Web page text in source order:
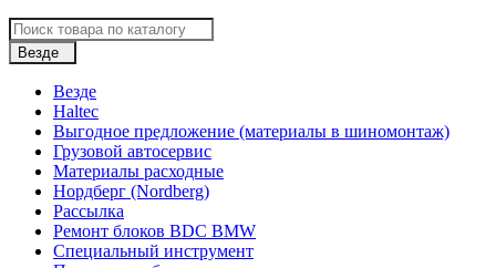
Везде
Везде
Haltec
Выгодное предложение (материалы в шиномонтаж)
Грузовой автосервис
Материалы расходные
Нордберг (Nordberg)
Рассылка
Ремонт блоков BDC BMW
Специальный инструмент